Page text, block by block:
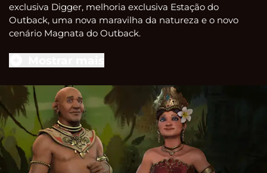
exclusiva Digger, melhoria exclusiva Estação do
Outback, uma nova maravilha da natureza e o novo
cenário Magnata do Outback.